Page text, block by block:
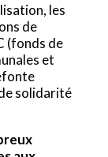
les
de
(fonds de
et
solidarité